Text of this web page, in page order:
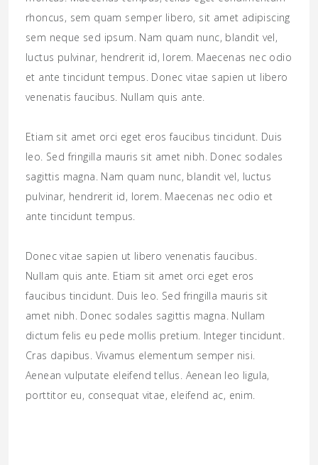
rhoncus, sem quam semper libero, sit amet adipiscing
sem neque sed ipsum. Nam quam nunc, blandit vel,
luctus pulvinar, hendrerit id, lorem. Maecenas nec odio
et ante tincidunt tempus. Donec vitae sapien ut libero
venenatis faucibus. Nullam quis ante.
Etiam sit amet orci eget eros faucibus tincidunt. Duis
leo. Sed fringilla mauris sit amet nibh. Donec sodales
sagittis magna. Nam quam nunc, blandit vel, luctus
pulvinar, hendrerit id, lorem. Maecenas nec odio et
ante tincidunt tempus.
Donec vitae sapien ut libero venenatis faucibus.
Nullam quis ante. Etiam sit amet orci eget eros
faucibus tincidunt. Duis leo. Sed fringilla mauris sit
amet nibh. Donec sodales sagittis magna. Nullam
dictum felis eu pede mollis pretium. Integer tincidunt.
Cras dapibus. Vivamus elementum semper nisi.
Aenean vulputate eleifend tellus. Aenean leo ligula,
porttitor eu, consequat vitae, eleifend ac, enim.